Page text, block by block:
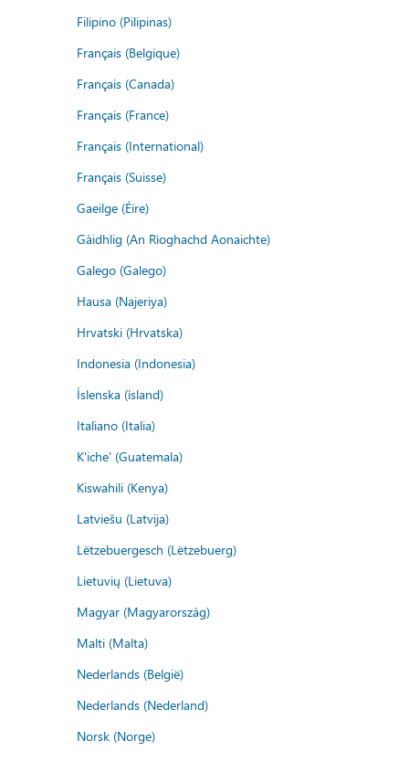
Filipino (Pilipinas)
Français (Belgique)
Français (Canada)
Français (France)
Français (International)
Français (Suisse)
Gaeilge (Éire)
Gàidhlig (An Rìoghachd Aonaichte)
Galego (Galego)
Hausa (Najeriya)
Hrvatski (Hrvatska)
Indonesia (Indonesia)
Íslenska (ísland)
Italiano (Italia)
K'iche' (Guatemala)
Kiswahili (Kenya)
Latviešu (Latvija)
Lëtzebuergesch (Lëtzebuerg)
Lietuvių (Lietuva)
Magyar (Magyarország)
Malti (Malta)
Nederlands (België)
Nederlands (Nederland)
Norsk (Norge)